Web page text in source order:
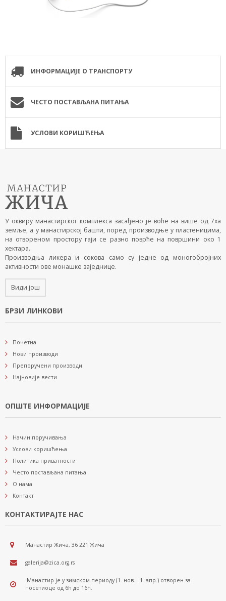
ИНФОРМАЦИЈЕ О ТРАНСПОРТУ
ЧЕСТО ПОСТАВЉАНА ПИТАЊА
УСЛОВИ КОРИШЋЕЊА
У оквиру манастирског комплекса засађено је воће на више од 7ха
земље, а у манастирској башти, поред производње у пластеницима,
на отвореном простору гаји се разно поврће на површини око 1
хектара.
Производња ликера и сокова само су једне од моногобројних
активности ове монашке заједнице.
Види још
БРЗИ ЛИНКОВИ
Почетна
Нови производи
Препоручени производи
Најновије вести
ОПШТЕ ИНФОРМАЦИЈЕ
Начин поручивања
Услови коришћења
Политика приватности
Често постављана питања
О нама
Контакт
КОНТАКТИРАЈТЕ НАС
Манастир Жича, 36 221 Жича
galerija@zica.org.rs
Манастир је у зимском периоду (1. нов. - 1. апр.) отворен за
посетиоце од 6h до 16h.